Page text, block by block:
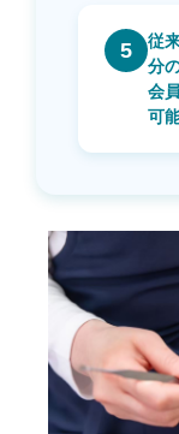
5
従
分
会
可